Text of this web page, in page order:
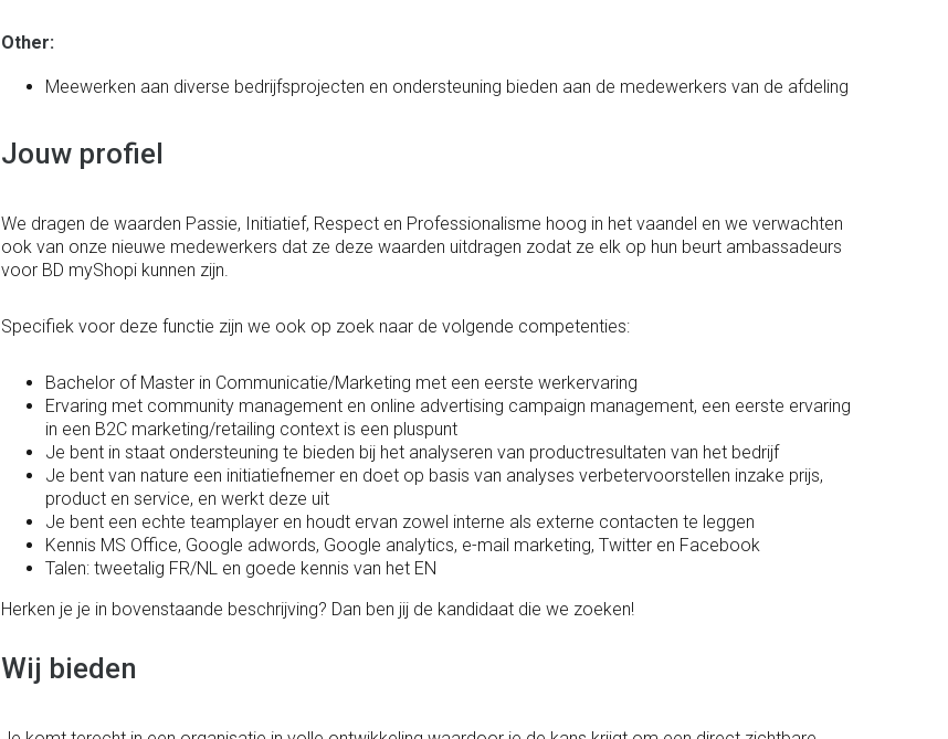
Other:
Meewerken aan diverse bedrijfsprojecten en ondersteuning bieden aan de medewerkers van de afdeling
Jouw profiel
We dragen de waarden Passie, Initiatief, Respect en Professionalisme hoog in het vaandel en we verwachten
ook van onze nieuwe medewerkers dat ze deze waarden uitdragen zodat ze elk op hun beurt ambassadeurs
voor BD myShopi kunnen zijn.
Specifiek voor deze functie zijn we ook op zoek naar de volgende competenties:
Bachelor of Master in Communicatie/Marketing met een eerste werkervaring
Ervaring met community management en online advertising campaign management, een eerste ervaring
in een B2C marketing/retailing context is een pluspunt
Je bent in staat ondersteuning te bieden bij het analyseren van productresultaten van het bedrijf
Je bent van nature een initiatiefnemer en doet op basis van analyses verbetervoorstellen inzake prijs,
product en service, en werkt deze uit
Je bent een echte teamplayer en houdt ervan zowel interne als externe contacten te leggen
Kennis MS Office, Google adwords, Google analytics, e-mail marketing, Twitter en Facebook
Talen: tweetalig FR/NL en goede kennis van het EN
Herken je je in bovenstaande beschrijving? Dan ben jij de kandidaat die we zoeken!
Wij bieden